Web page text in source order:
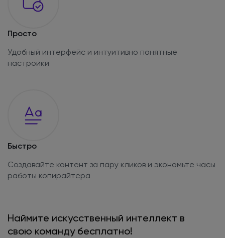
Просто
Удобный интерфейс и интуитивно понятные
настройки
Быстро
Создавайте контент за пару кликов и экономьте часы
работы копирайтера
Наймите искусственный интеллект в
свою команду бесплатно!